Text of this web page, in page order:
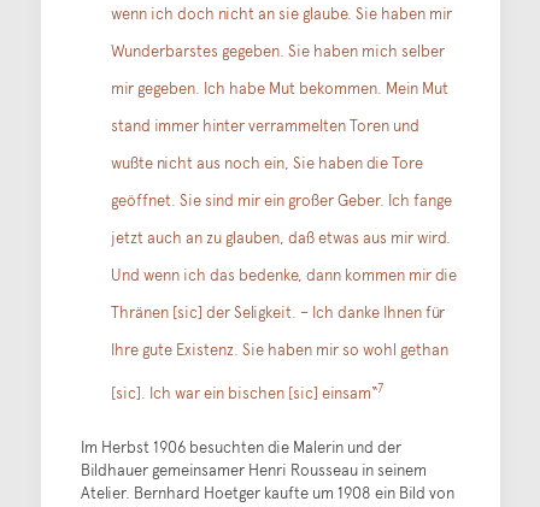
wenn ich doch nicht an sie glaube. Sie haben mir
Wunderbarstes gegeben. Sie haben mich selber
mir gegeben. Ich habe Mut bekommen. Mein Mut
stand immer hinter verrammelten Toren und
wußte nicht aus noch ein, Sie haben die Tore
geöffnet. Sie sind mir ein großer Geber. Ich fange
jetzt auch an zu glauben, daß etwas aus mir wird.
Und wenn ich das bedenke, dann kommen mir die
Thränen [sic] der Seligkeit. – Ich danke Ihnen für
Ihre gute Existenz. Sie haben mir so wohl gethan
[sic]. Ich war ein bischen [sic] einsam“7
Im Herbst 1906 besuchten die Malerin und der
Bildhauer gemeinsamer Henri Rousseau in seinem
Atelier. Bernhard Hoetger kaufte um 1908 ein Bild von